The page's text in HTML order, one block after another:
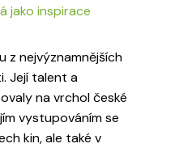
jako inspirace
z nejvýznamnějších
Její talent a
na vrchol české
vystupováním se
kin, ale také v